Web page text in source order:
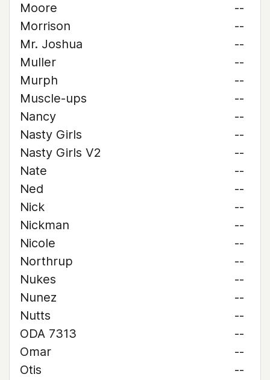
Moore
--
Morrison
--
Mr. Joshua
--
Muller
--
Murph
--
Muscle-ups
--
Nancy
--
Nasty Girls
--
Nasty Girls V2
--
Nate
--
Ned
--
Nick
--
Nickman
--
Nicole
--
Northrup
--
Nukes
--
Nunez
--
Nutts
--
ODA 7313
--
Omar
--
Otis
--